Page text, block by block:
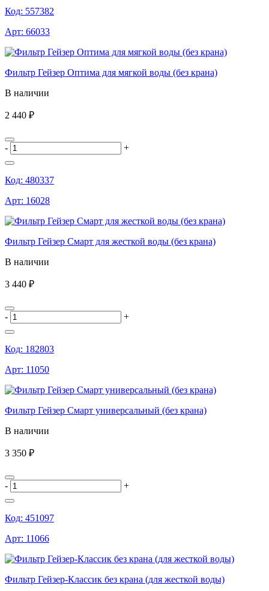
Код: 557382
Арт: 66033
Фильтр Гейзер Оптима для мягкой воды (без крана)
В наличии
2 440 ₽
- +
Код: 480337
Арт: 16028
Фильтр Гейзер Смарт для жесткой воды (без крана)
В наличии
3 440 ₽
- +
Код: 182803
Арт: 11050
Фильтр Гейзер Смарт универсальный (без крана)
В наличии
3 350 ₽
- +
Код: 451097
Арт: 11066
Фильтр Гейзер-Классик без крана (для жесткой воды)